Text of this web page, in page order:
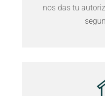
nos das tu